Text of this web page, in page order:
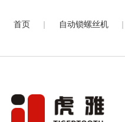
首页 | 自动锁螺丝机 |